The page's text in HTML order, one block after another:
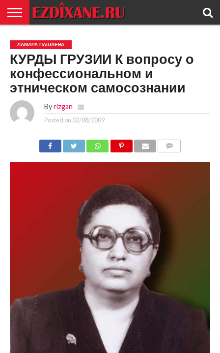
ЕЗИДИЗМ
НОВОСТИ
ИСТОРИЯ
КУЛЬТУРА
КОНТАКТ
ЛАМАРА ПАШАЕВА
КУРДЫ ГРУЗИИ К вопросу о
конфессиональном и
этническом самосознании
By rizgan
Posted on 02/08/2009